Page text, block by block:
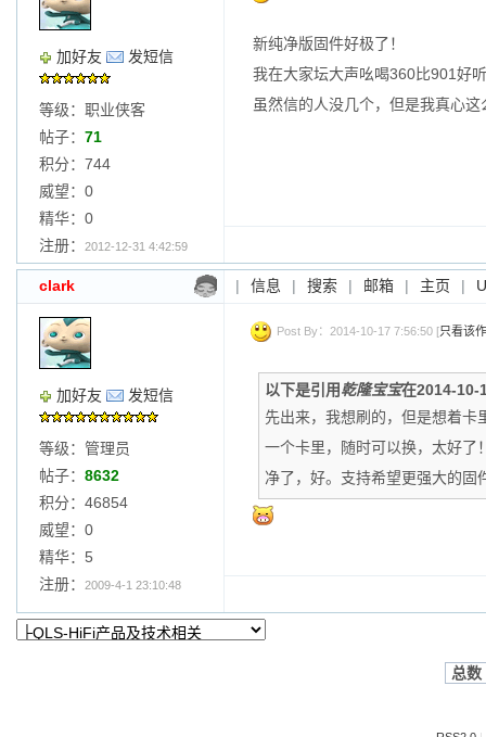
加好友 发短信
等级：职业侠客
帖子： 71
积分：744
威望：0
精华：0
注册：
2012-12-31 4:42:59
新纯净版固件好极了！
我在大家坛大声吆喝360比901好
虽然信的人没几个，但是我真心这
clark | 信息 | 搜索 | 邮箱 | 主页 |
加好友 发短信
等级：管理员
帖子： 8632
积分：46854
威望：0
精华：5
注册：
2009-4-1 23:10:48
Post By：2014-10-17 7:56:50 [只看该
以下是引用乾隆宝宝在2014-10-
先出来，我想刷的，但是想着卡
一个卡里，随时可以换，太好了
净了，好。支持希望更强大的固
总数